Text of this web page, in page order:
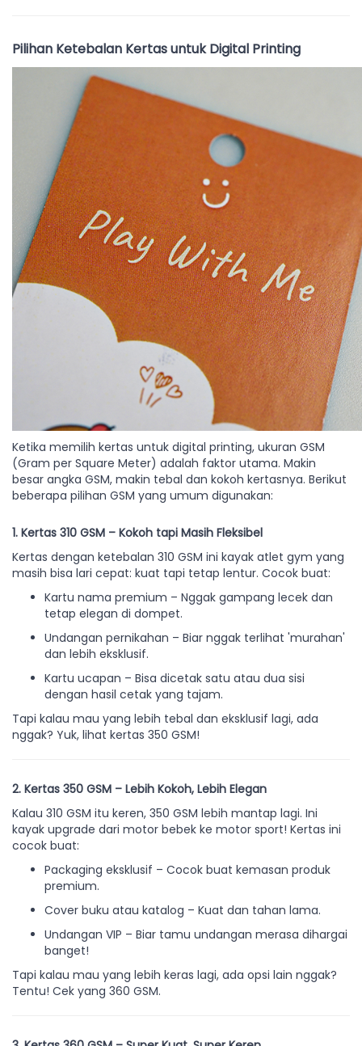
Pilihan Ketebalan Kertas untuk Digital Printing
Ketika memilih kertas untuk digital printing, ukuran GSM
(Gram per Square Meter) adalah faktor utama. Makin
besar angka GSM, makin tebal dan kokoh kertasnya. Berikut
beberapa pilihan GSM yang umum digunakan:
1. Kertas 310 GSM – Kokoh tapi Masih Fleksibel
Kertas dengan ketebalan 310 GSM ini kayak atlet gym yang
masih bisa lari cepat: kuat tapi tetap lentur. Cocok buat:
Kartu nama premium – Nggak gampang lecek dan
tetap elegan di dompet.
Undangan pernikahan – Biar nggak terlihat 'murahan'
dan lebih eksklusif.
Kartu ucapan – Bisa dicetak satu atau dua sisi
dengan hasil cetak yang tajam.
Tapi kalau mau yang lebih tebal dan eksklusif lagi, ada
nggak? Yuk, lihat kertas 350 GSM!
2. Kertas 350 GSM – Lebih Kokoh, Lebih Elegan
Kalau 310 GSM itu keren, 350 GSM lebih mantap lagi. Ini
kayak upgrade dari motor bebek ke motor sport! Kertas ini
cocok buat:
Packaging eksklusif – Cocok buat kemasan produk
premium.
Cover buku atau katalog – Kuat dan tahan lama.
Undangan VIP – Biar tamu undangan merasa dihargai
banget!
Tapi kalau mau yang lebih keras lagi, ada opsi lain nggak?
Tentu! Cek yang 360 GSM.